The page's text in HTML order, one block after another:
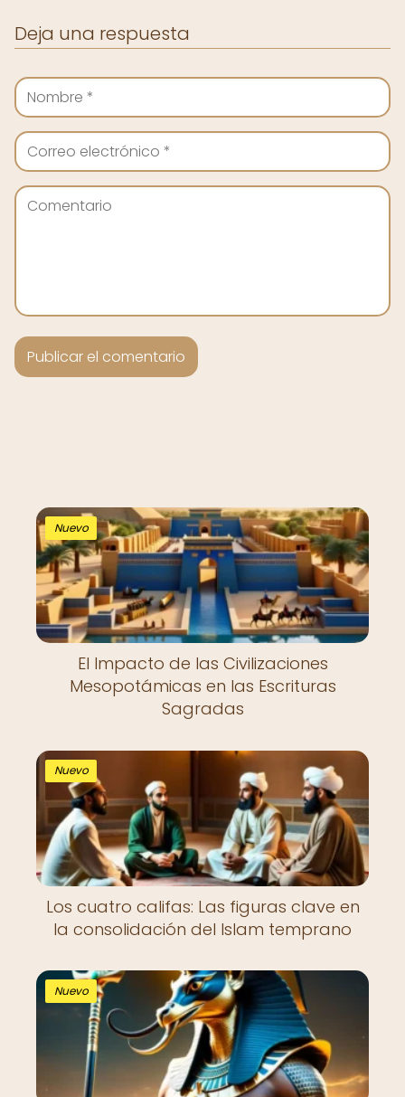
Deja una respuesta
Nuevo
El Impacto de las Civilizaciones
Mesopotámicas en las Escrituras
Sagradas
Nuevo
Los cuatro califas: Las figuras clave en
la consolidación del Islam temprano
Nuevo